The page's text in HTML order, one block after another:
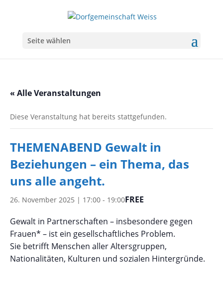
Seite wählen
« Alle Veranstaltungen
Diese Veranstaltung hat bereits stattgefunden.
THEMENABEND Gewalt in
Beziehungen – ein Thema, das
uns alle angeht.
26. November 2025 | 17:00 - 19:00FREE
Gewalt in Partnerschaften – insbesondere gegen
Frauen* – ist ein gesellschaftliches Problem.
Sie betrifft Menschen aller Altersgruppen,
Nationalitäten, Kulturen und sozialen Hintergründe.